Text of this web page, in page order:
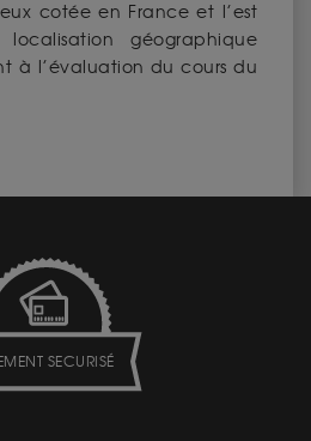
cotée en France et l’est
localisation géographique
à l’évaluation du cours du
SECURISÉ